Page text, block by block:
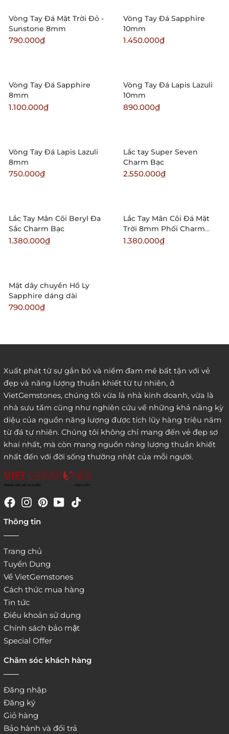
Vòng Tay Đá Mặt Trời Đỏ -
Sunstone 8mm
790.000₫
Vòng Tay Đá Sapphire
10mm
1.450.000₫
Vòng Tay Đá Sapphire
8mm
1.100.000₫
Vòng Tay Đá Lapis Lazuli
10mm
890.000₫
Vòng Tay Đá Lapis Lazuli
8mm
750.000₫
Lắc tay Super Seven
Charm Bạc
2.550.000₫
Lắc Tay Mân Côi Beryl Đa
Sắc Charm Bạc
1.380.000₫
Lắc Tay Mân Côi Đá Mặt
Trời 8mm Phối Charm
Bạc
1.380.000₫
Mặt dây chuyền Hồ Ly
Sapphire dáng dài
790.000₫
Xuất phát từ sự gắn bó và niềm đam mê bất tận với vẻ
đẹp và năng lượng thuần khiết từ tự nhiên, ở
VietGemstones, chúng tôi vừa là nhà kinh doanh, vừa là
nhà sưu tầm cũng như nghiên cứu về những khả năng kỳ
diệu của nguồn năng lượng được tích lũy hàng triệu năm
từ đá tự nhiên. Chúng tôi không chỉ mang đến vẻ đẹp sơ
khai nhất, mà còn mang nguồn năng lượng thuần khiết
nhất đến với đời sống thường nhật của mỗi người.
Thông tin
Trang chủ
Tuyển Dụng
Về VietGemstones
Cách thức mua hàng
Tin tức
Điều khoản sử dụng
Chính sách bảo mật
Special Offer
Chăm sóc khách hàng
Đăng nhập
Đăng ký
Giỏ hàng
Bảo hành và đổi trả